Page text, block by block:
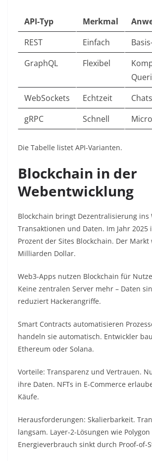
API-Typ Merkmal
REST
Einfach
GraphQL
Flexibel
WebSockets
Echtzeit
Chats ​
gRPC
Schnell
Die Tabelle listet API-Varianten.​
Blockchain in der
Webentwicklung
Blockchain bringt Dezentralisierung ins
Transaktionen und Daten. Im Jahr 2025
Prozent der Sites Blockchain. Der Markt
Milliarden Dollar.​
Web3-Apps nutzen Blockchain für
Keine zentralen Server mehr – Daten
reduziert Hackerangriffe.​
Smart Contracts automatisieren
handeln sie automatisch. Entwickler
Ethereum oder Solana.​
Vorteile: Transparenz und Vertrauen.
ihre Daten. NFTs in E-Commerce
Käufe.​
Herausforderungen: Skalierbarkeit.
langsam. Layer-2-Lösungen wie
Energieverbrauch sinkt durch Proof-of-